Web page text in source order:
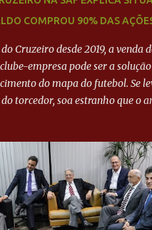
COMPROU 90% DAS
Cruzeiro desde 2019, a venda
empresa pode ser a
do mapa do futebol. Se
torcedor, soa estranho que o
para pagamento de dívidas
de futebol. O projeto
Cruzeiro, o aporte financeiro
à dívida de R$ 1 bilhão a
atacante tem no mundo do